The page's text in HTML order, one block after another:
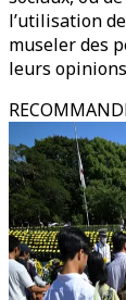
l’utilisation
museler des
leurs